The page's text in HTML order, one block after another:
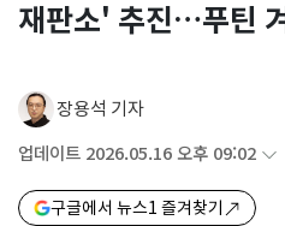
재판소' 추진…푸틴
장용석 기자
업데이트 2026.05.16 오후 09:02
구글에서 뉴스1 즐겨찾기